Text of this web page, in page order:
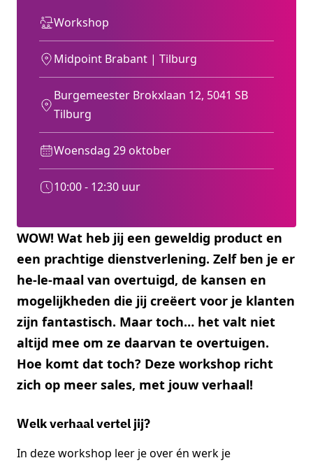
WOW! Wat heb jij een geweldig product en
een prachtige dienstverlening. Zelf ben je er
he-le-maal van overtuigd, de kansen en
mogelijkheden die jij creëert voor je klanten
zijn fantastisch. Maar toch… het valt niet
altijd mee om ze daarvan te overtuigen.
Hoe komt dat toch? Deze workshop richt
zich op meer sales, met jouw verhaal!
Welk verhaal vertel jij?
In deze workshop leer je over én werk je
Workshop
Midpoint Brabant | Tilburg
Burgemeester Brokxlaan 12, 5041 SB
Tilburg
Woensdag 29 oktober
10:00 - 12:30 uur